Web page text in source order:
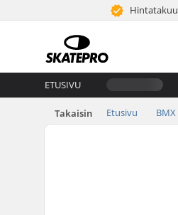
Hintatakuu
ETUSIVU
Takaisin Etusivu BMX